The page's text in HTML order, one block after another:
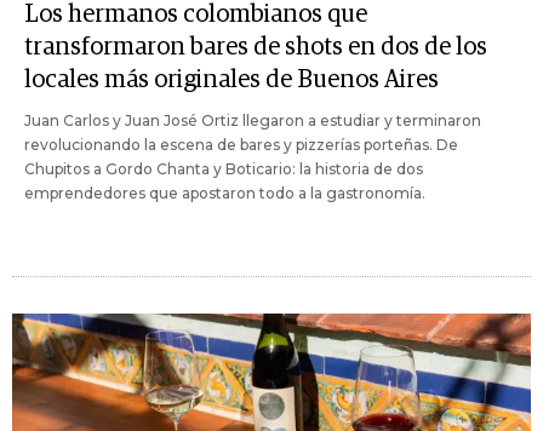
Los hermanos colombianos que
transformaron bares de shots en dos de los
locales más originales de Buenos Aires
Juan Carlos y Juan José Ortiz llegaron a estudiar y terminaron
revolucionando la escena de bares y pizzerías porteñas. De
Chupitos a Gordo Chanta y Boticario: la historia de dos
emprendedores que apostaron todo a la gastronomía.